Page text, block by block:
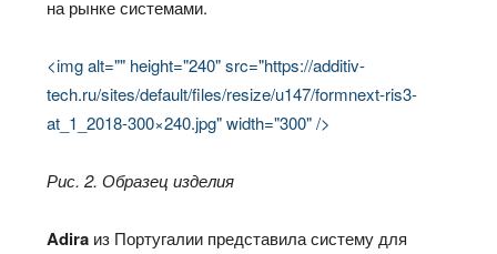
на рынке системами.
<img alt="" height="240" src="https://additiv-
tech.ru/sites/default/files/resize/u147/formnext-ris3-
at_1_2018-300×240.jpg" width="300" />
Рис. 2. Образец изделия
Adira из Португалии представила систему для